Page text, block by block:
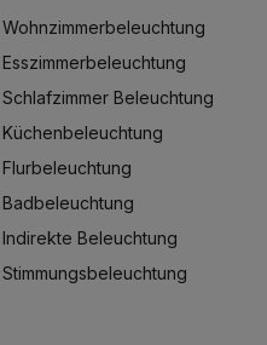
Wohnzimmerbeleuchtung
Esszimmerbeleuchtung
Schlafzimmer Beleuchtung
Küchenbeleuchtung
Flurbeleuchtung
Badbeleuchtung
Indirekte Beleuchtung
Stimmungsbeleuchtung